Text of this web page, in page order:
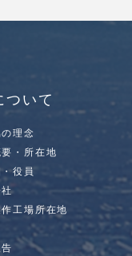
ついて
理念
・所在地
役員
工場所在地